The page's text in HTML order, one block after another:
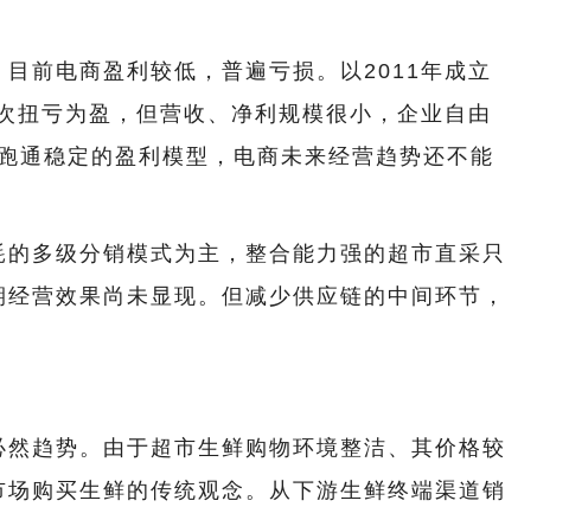
前电商盈利较低，普遍亏损。以2011年成立
亏为盈，但营收、净利规模很小，企业自由
通稳定的盈利模型，电商未来经营趋势还不能
多级分销模式为主，整合能力强的超市直采只
营效果尚未显现。但减少供应链的中间环节，
趋势。由于超市生鲜购物环境整洁、其价格较
购买生鲜的传统观念。从下游生鲜终端渠道销